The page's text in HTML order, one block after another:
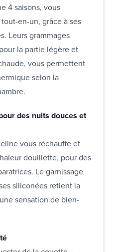
4 saisons, vous
en-un, grâce à ses
Leurs grammages
la partie légère et
vous permettent
selon la
des nuits douces et
vous réchauffe et
douillette, pour des
Le garnissage
siliconées retient la
sensation de bien-